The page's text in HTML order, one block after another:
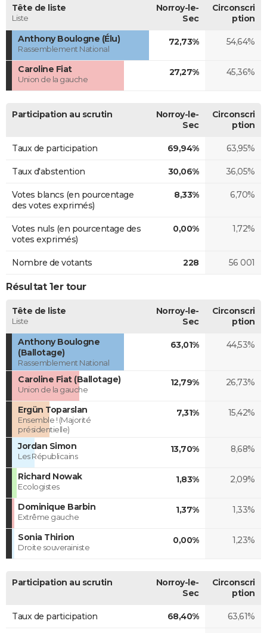
Tête de liste
Liste
Norroy-le-
Sec
Circonscri
ption
Anthony Boulogne (Élu)
Rassemblement National
72,73% 54,64%
Caroline Fiat
Union de la gauche
27,27% 45,36%
Participation au scrutin
Norroy-le-
Sec
Circonscri
ption
Taux de participation 69,94% 63,95%
Taux d'abstention 30,06% 36,05%
Votes blancs (en pourcentage
des votes exprimés)
8,33% 6,70%
Votes nuls (en pourcentage des
votes exprimés)
0,00% 1,72%
Nombre de votants 228 56 001
Résultat 1er tour
Tête de liste
Liste
Norroy-le-
Sec
Circonscri
ption
Anthony Boulogne
(Ballotage)
Rassemblement National
63,01% 44,53%
Caroline Fiat (Ballotage)
Union de la gauche
12,79% 26,73%
Ergün Toparslan
Ensemble ! (Majorité
présidentielle)
7,31% 15,42%
Jordan Simon
Les Républicains
13,70% 8,68%
Richard Nowak
Ecologistes
1,83% 2,09%
Dominique Barbin
Extrême gauche
1,37% 1,33%
Sonia Thirion
Droite souverainiste
0,00% 1,23%
Participation au scrutin
Norroy-le-
Sec
Circonscri
ption
Taux de participation 68,40% 63,61%